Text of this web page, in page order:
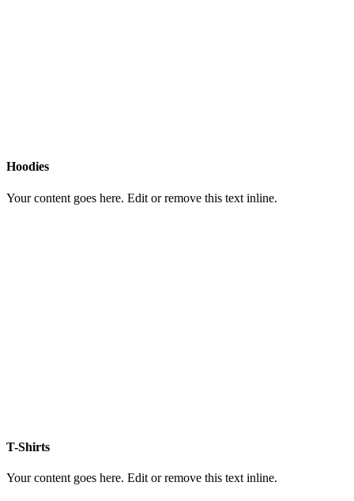
Hoodies
Your content goes here. Edit or remove this text inline.
T-Shirts
Your content goes here. Edit or remove this text inline.